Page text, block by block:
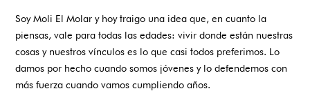
Soy Moli El Molar y hoy traigo una idea que, en cuanto la
piensas, vale para todas las edades: vivir donde están nuestras
cosas y nuestros vínculos es lo que casi todos preferimos. Lo
damos por hecho cuando somos jóvenes y lo defendemos con
más fuerza cuando vamos cumpliendo años.